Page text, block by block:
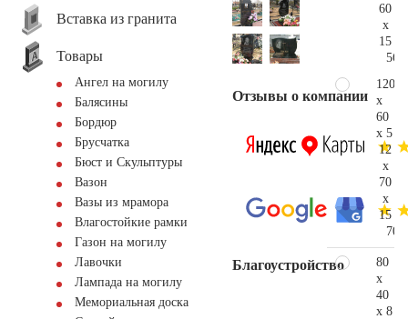
Вставка из гранита
Товары
Ангел на могилу
Балясины
Бордюр
Брусчатка
Бюст и Скульптуры
Вазон
Вазы из мрамора
Влагостойкие рамки
Газон на могилу
Лавочки
Лампада на могилу
Мемориальная доска
Отзывы о компании
Благоустройство
60
x
15
120
x
60
x 5
12
x
70
x
15
80
x
40
x 8